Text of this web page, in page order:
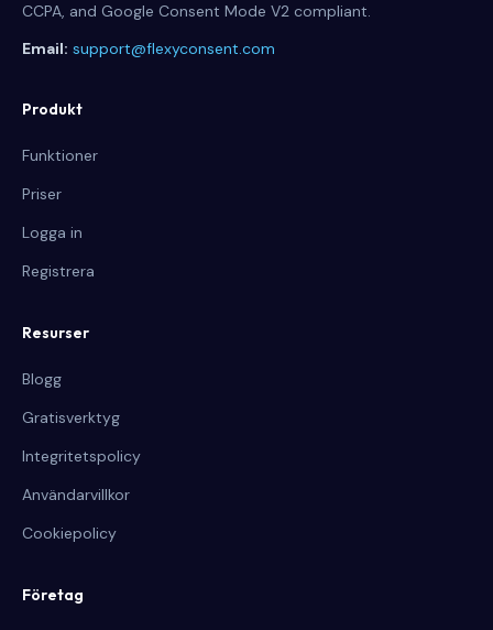
CCPA, and Google Consent Mode V2 compliant.
Email: support@flexyconsent.com
Produkt
Funktioner
Priser
Logga in
Registrera
Resurser
Blogg
Gratisverktyg
Integritetspolicy
Användarvillkor
Cookiepolicy
Företag